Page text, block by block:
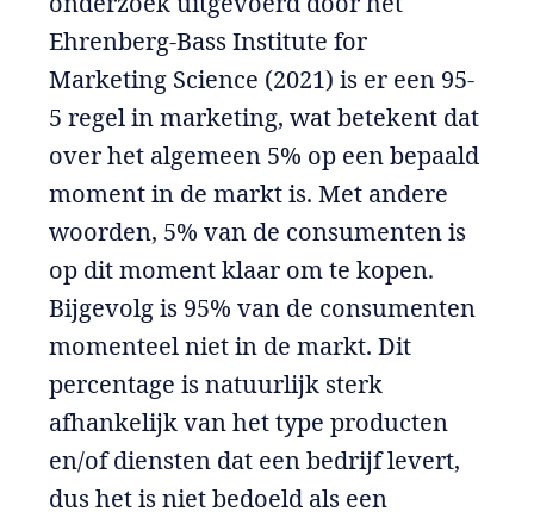
Ehrenberg-Bass Institute for
Marketing Science (2021) is er een 95-
5 regel in marketing, wat betekent dat
over het algemeen 5% op een bepaald
moment in de markt is. Met andere
woorden, 5% van de consumenten is
op dit moment klaar om te kopen.
Bijgevolg is 95% van de consumenten
momenteel niet in de markt. Dit
percentage is natuurlijk sterk
afhankelijk van het type producten
en/of diensten dat een bedrijf levert,
dus het is niet bedoeld als een